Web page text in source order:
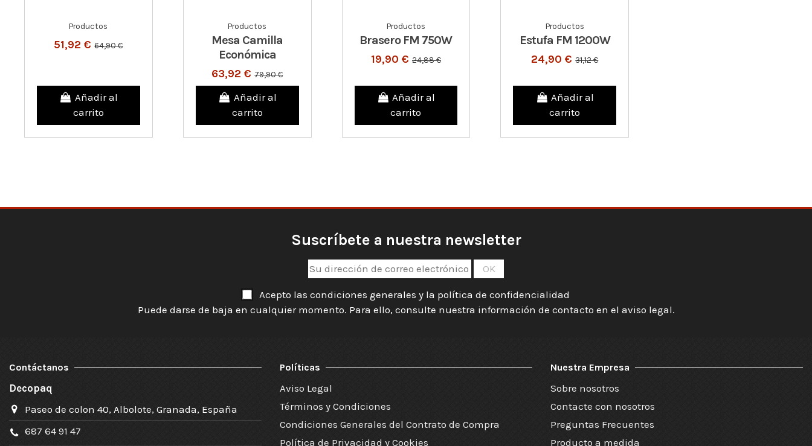
Productos
51,92 €64,90 €
Añadir al
carrito
Productos
Mesa Camilla
Económica
63,92 €79,90 €
Añadir al
carrito
Productos
Brasero FM 750W
19,90 € 24,88 €
Añadir al
carrito
Productos
Estufa FM 1200W
24,90 €31,12 €
Añadir al
carrito
Suscríbete a nuestra newsletter
Acepto las condiciones generales y la política de confidencialidad
Puede darse de baja en cualquier momento. Para ello, consulte nuestra información de contacto en el aviso legal.
Contáctanos
Decopaq
Paseo de colon 40, Albolote, Granada, España
687 64 91 47
Políticas
Aviso Legal
Términos y Condiciones
Condiciones Generales del Contrato de Compra
Política de Privacidad y Cookies
Nuestra Empresa
Sobre nosotros
Contacte con nosotros
Preguntas Frecuentes
Producto a medida